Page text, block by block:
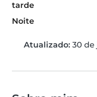
tarde
Noite
Atualizado: 30 de